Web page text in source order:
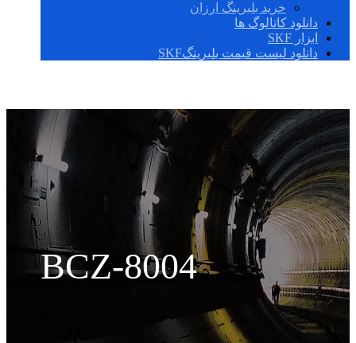
خرید بلبرینگ ارزان
دانلود کاتالوگ ها
ابزار SKF
دانلود لیست قیمت بلبرینگSKF
BCZ-8004